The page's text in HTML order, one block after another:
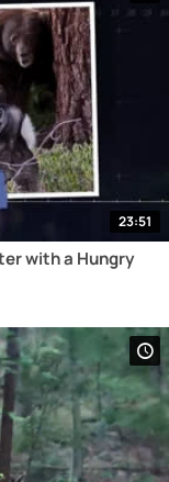
23:51
with a Hungry